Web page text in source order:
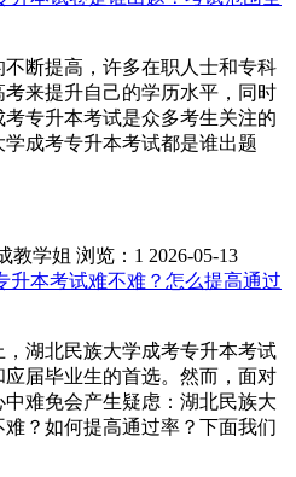
断提高，许多在职人士和专科
来提升自己的学历水平，同时
专升本考试是众多考生关注的
成考专升本考试都是谁出题
教学姐 浏览：1 2026-05-13
升本考试难不难？怎么提高通过
湖北民族大学成考专升本考试
届毕业生的首选。然而，面对
难免会产生疑虑：湖北民族大
？如何提高通过率？下面我们